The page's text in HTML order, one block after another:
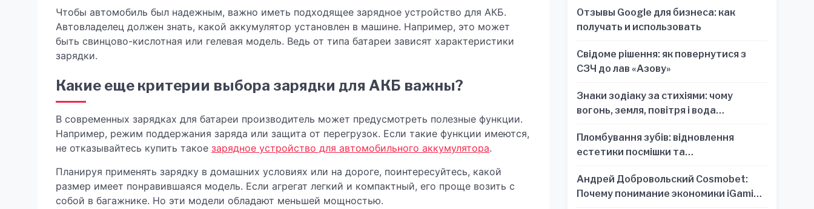
Чтобы автомобиль был надежным, важно иметь подходящее зарядное устройство для АКБ.
Автовладелец должен знать, какой аккумулятор установлен в машине. Например, это может
быть свинцово-кислотная или гелевая модель. Ведь от типа батареи зависят характеристики
зарядки.
Какие еще критерии выбора зарядки для АКБ важны?
В современных зарядках для батареи производитель может предусмотреть полезные функции.
Например, режим поддержания заряда или защита от перегрузок. Если такие функции имеются,
не отказывайтесь купить такое зарядное устройство для автомобильного аккумулятора.
Планируя применять зарядку в домашних условиях или на дороге, поинтересуйтесь, какой
размер имеет понравившаяся модель. Если агрегат легкий и компактный, его проще возить с
собой в багажнике. Но эти модели обладают меньшей мощностью.
Отзывы Google для бизнеса: как
получать и использовать
Свідоме рішення: як повернутися з
СЗЧ до лав «Азову»
Знаки зодіаку за стихіями: чому
вогонь, земля, повітря і вода
знак
Пломбування зубів: відновлення
естетики посмішки та
Андрей Добровольский Cosmobet:
Почему понимание экономики iGaming